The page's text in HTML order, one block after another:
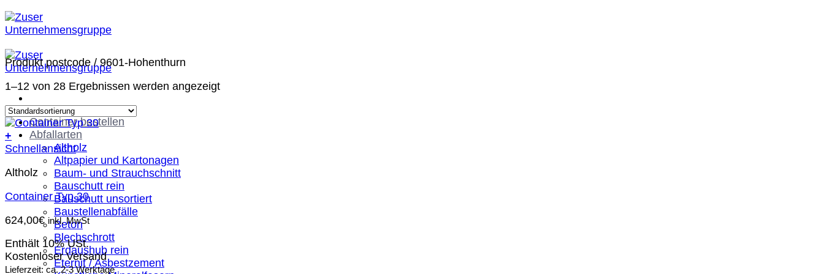
Zum
Inhalt
springen
Container bestellen
Abfallarten
Altholz
Altpapier und Kartonagen
Baum- und Strauchschnitt
Bauschutt rein
Bauschutt unsortiert
Baustellenabfälle
Beton
Blechschrott
Erdaushub rein
Eternit / Asbestzement
Produkt postcode/9601-Hohenthurn
1–12 von 28 Ergebnissen werden angezeigt
+
Schnellansicht
Altholz
Container Typ 30
624,00€ inkl. MwSt
Enthält 10% USt.
Kostenloser Versand
Lieferzeit: ca. 2-3 Werktage